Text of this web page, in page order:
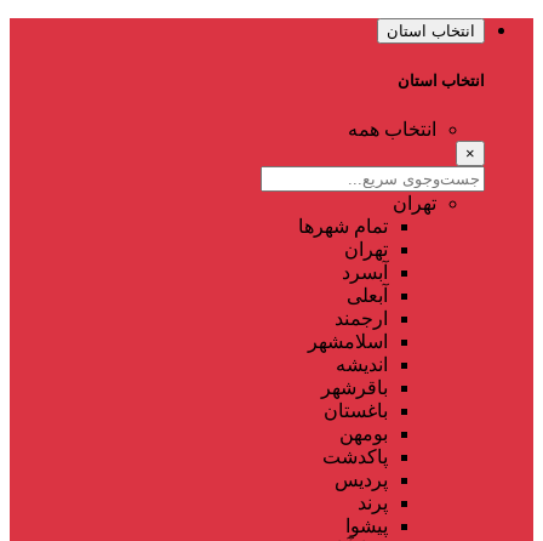
انتخاب استان
انتخاب استان
انتخاب همه
×
تهران
تمام شهر‌ها
تهران
آبسرد
آبعلی
ارجمند
اسلامشهر
اندیشه
باقرشهر
باغستان
بومهن
پاکدشت
پردیس
پرند
پیشوا